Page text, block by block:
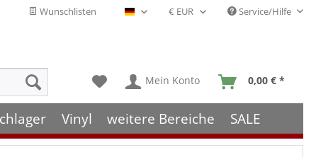
Wunschlisten Deutsch - DE Service/Hilfe
Mein Konto 0,00 € *
Vinyl weitere Bereiche SALE